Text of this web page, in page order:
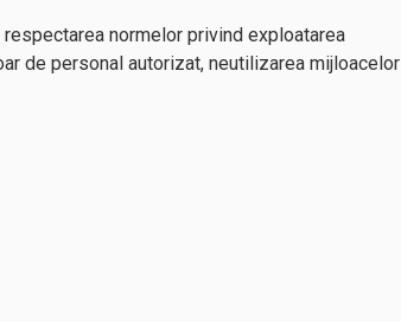
normelor privind exploatarea
de personal autorizat, neutilizarea mijloacelor